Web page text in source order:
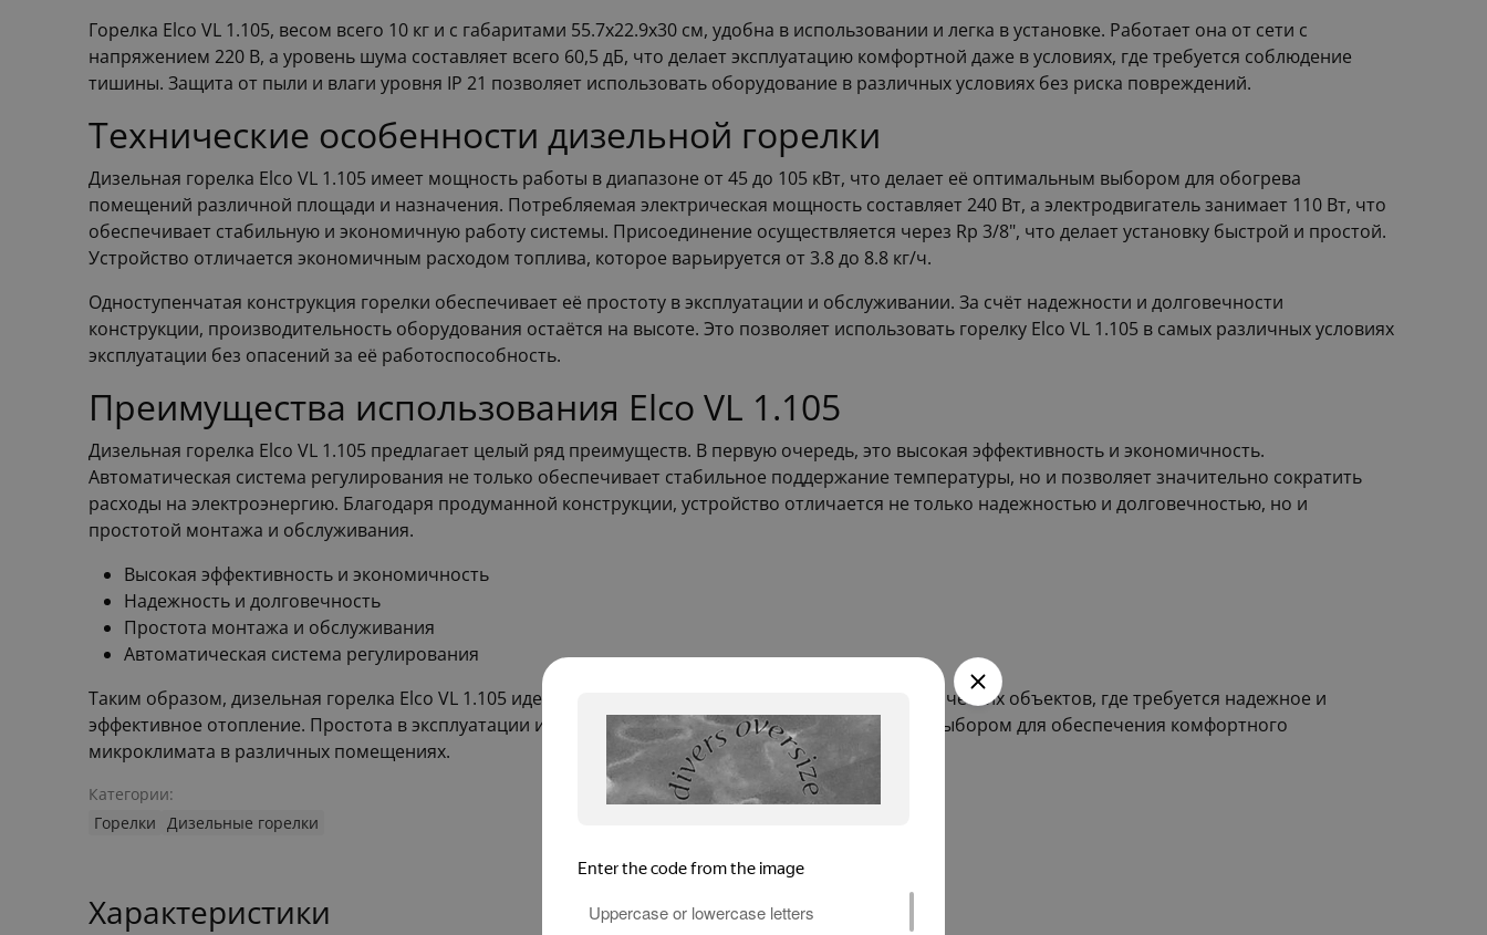
Горелка Elco VL 1.105, весом всего 10 кг и с габаритами 55.7x22.9x30 см, удобна в использовании и легка в установке. Работает она от сети с
напряжением 220 В, а уровень шума составляет всего 60,5 дБ, что делает эксплуатацию комфортной даже в условиях, где требуется соблюдение
тишины. Защита от пыли и влаги уровня IP 21 позволяет использовать оборудование в различных условиях без риска повреждений.
Технические особенности дизельной горелки
Дизельная горелка Elco VL 1.105 имеет мощность работы в диапазоне от 45 до 105 кВт, что делает её оптимальным выбором для обогрева
помещений различной площади и назначения. Потребляемая электрическая мощность составляет 240 Вт, а электродвигатель занимает 110 Вт, что
обеспечивает стабильную и экономичную работу системы. Присоединение осуществляется через Rp 3/8", что делает установку быстрой и простой.
Устройство отличается экономичным расходом топлива, которое варьируется от 3.8 до 8.8 кг/ч.
Одноступенчатая конструкция горелки обеспечивает её простоту в эксплуатации и обслуживании. За счёт надежности и долговечности
конструкции, производительность оборудования остаётся на высоте. Это позволяет использовать горелку Elco VL 1.105 в самых различных условиях
эксплуатации без опасений за её работоспособность.
Преимущества использования Elco VL 1.105
Дизельная горелка Elco VL 1.105 предлагает целый ряд преимуществ. В первую очередь, это высокая эффективность и экономичность.
Автоматическая система регулирования не только обеспечивает стабильное поддержание температуры, но и позволяет значительно сократить
расходы на электроэнергию. Благодаря продуманной конструкции, устройство отличается не только надежностью и долговечностью, но и
простотой монтажа и обслуживания.
Высокая эффективность и экономичность
Надежность и долговечность
Простота монтажа и обслуживания
Автоматическая система регулирования
Таким образом, дизельная горелка Elco VL 1.105 идеально подходит для промышленных и коммерческих объектов, где требуется надежное и
эффективное отопление. Простота в эксплуатации и экономия ресурсов делают её заманчивым выбором для обеспечения комфортного
микроклимата в различных помещениях.
Категории:
Горелки Дизельные горелки
Характеристики